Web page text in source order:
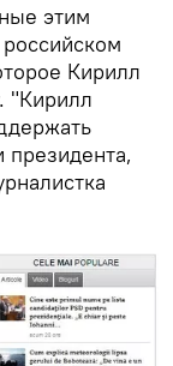
этим
Кирилл
"Кирилл